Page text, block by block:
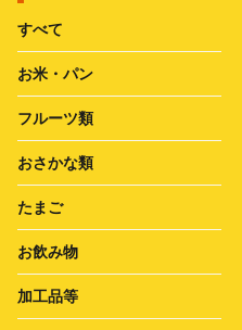
すべて
お米・パン
フルーツ類
おさかな類
たまご
お飲み物
加工品等